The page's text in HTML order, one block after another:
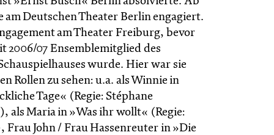
am Deutschen Theater Berlin engagiert.
am Theater Freiburg, bevor
2006/07 Ensemblemitglied des
wurde. Hier war sie
Rollen zu sehen: u.a. als Winnie in
Tage« (Regie: Stéphane
als Maria in »Was ihr wollt« (Regie:
Frau John / Frau Hassenreuter in »Die